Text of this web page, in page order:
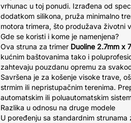
vrhunac u toj ponudi. Izrađena od
dodatkom silikona, pruža minimalno
motora trimera, što produžava životni
Gde se koristi i kome je namenjena?
Ova struna za trimer Duoline 2.7mm x
kućnim baštovanima tako i
zahtevaju pouzdanu opremu za
Savršena je za košenje visoke trave,
strmim ili nepristupačnim terenima.
automatskim ili poluautomatskim
Razlika u odnosu na druge modele
U poređenju sa standardnim strunama